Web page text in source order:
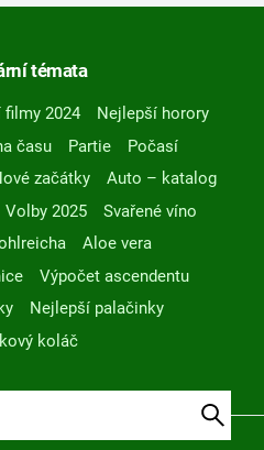
témata
filmy 2024
Nejlepší horory
času Partie
Počasí
začátky
Auto – katalog
Volby 2025
Svařené víno
Aloe vera
Výpočet ascendentu
Nejlepší palačinky
koláč